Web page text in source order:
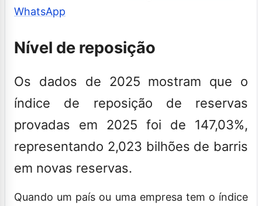
WhatsApp
Nível de reposição
Os dados de 2025 mostram que o
índice de reposição de reservas
provadas em 2025 foi de 147,03%,
representando 2,023 bilhões de barris
em novas reservas.
Quando um país ou uma empresa tem o índice